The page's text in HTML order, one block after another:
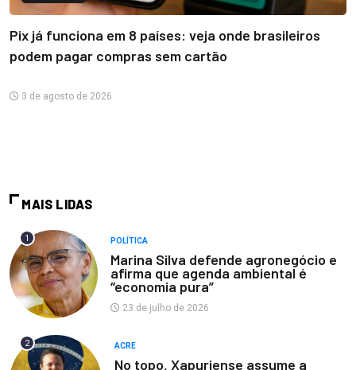
Pix já funciona em 8 países: veja onde brasileiros
podem pagar compras sem cartão
3 de agosto de 2026
MAIS LIDAS
1 POLÍTICA
Marina Silva defende agronegócio e
afirma que agenda ambiental é
“economia pura”
23 de julho de 2026
2 ACRE
No topo, Xapuriense assume a